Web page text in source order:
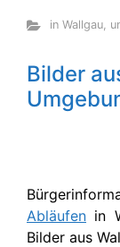
in Wallgau,
Bilder
Abläufen in
Bilder aus